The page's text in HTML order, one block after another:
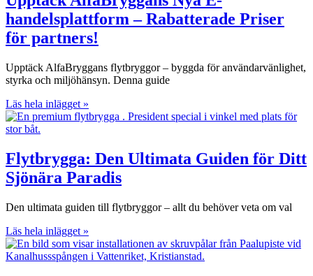
handelsplattform – Rabatterade Priser
för partners!
Upptäck AlfaBryggans flytbryggor – byggda för användarvänlighet,
styrka och miljöhänsyn. Denna guide
Läs hela inlägget »
Flytbrygga: Den Ultimata Guiden för Ditt
Sjönära Paradis
Den ultimata guiden till flytbryggor – allt du behöver veta om val
Läs hela inlägget »